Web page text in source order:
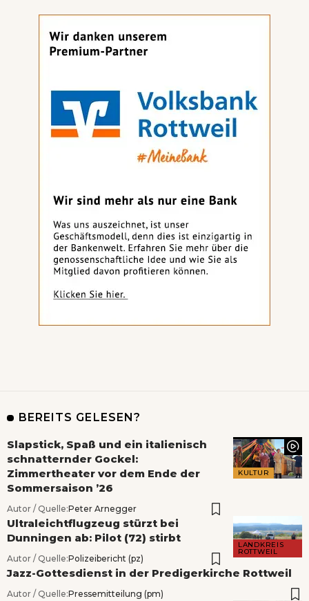
BEREITS GELESEN?
KULTUR
Slapstick, Spaß und ein italienisch
schnatternder Gockel:
Zimmertheater vor dem Ende der
Sommersaison ’26
Autor / Quelle:Peter Arnegger
LANDKREIS
ROTTWEIL
Ultraleichtflugzeug stürzt bei
Dunningen ab: Pilot (72) stirbt
Autor / Quelle:Polizeibericht (pz)
Jazz-Gottesdienst in der Predigerkirche Rottweil
Autor / Quelle:Pressemitteilung (pm)